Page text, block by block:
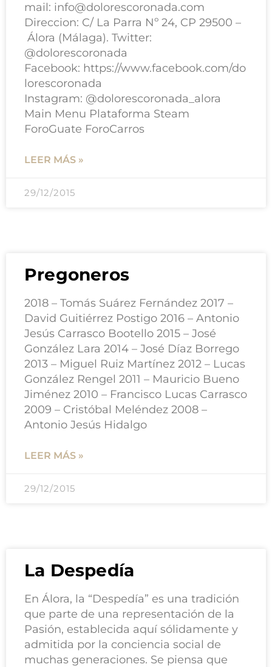
mail: info@dolorescoronada.com
Direccion: C/ La Parra Nº 24, CP 29500 –
Álora (Málaga). Twitter:
@dolorescoronada
Facebook: https://www.facebook.com/do
lorescoronada
Instagram: @dolorescoronada_alora
Main Menu Plataforma Steam
ForoGuate ForoCarros
LEER MÁS »
29/12/2015
Pregoneros
2018 – Tomás Suárez Fernández 2017 –
David Guitiérrez Postigo 2016 – Antonio
Jesús Carrasco Bootello 2015 – José
González Lara 2014 – José Díaz Borrego
2013 – Miguel Ruiz Martínez 2012 – Lucas
González Rengel 2011 – Mauricio Bueno
Jiménez 2010 – Francisco Lucas Carrasco
2009 – Cristóbal Meléndez 2008 –
Antonio Jesús Hidalgo
LEER MÁS »
29/12/2015
La Despedía
En Álora, la “Despedía” es una tradición
que parte de una representación de la
Pasión, establecida aquí sólidamente y
admitida por la conciencia social de
muchas generaciones. Se piensa que